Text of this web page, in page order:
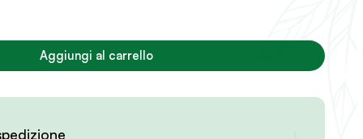
Aggiungi al carrello